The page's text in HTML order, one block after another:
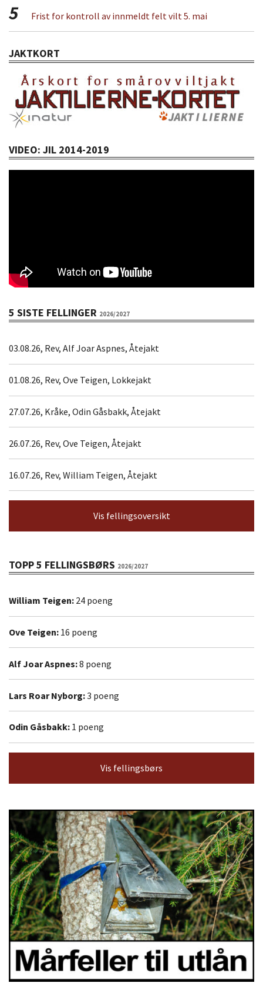
5 Frist for kontroll av innmeldt felt vilt 5. mai
JAKTKORT
VIDEO: JIL 2014-2019
5 SISTE FELLINGER 2026/2027
03.08.26, Rev, Alf Joar Aspnes, Åtejakt
01.08.26, Rev, Ove Teigen, Lokkejakt
27.07.26, Kråke, Odin Gåsbakk, Åtejakt
26.07.26, Rev, Ove Teigen, Åtejakt
16.07.26, Rev, William Teigen, Åtejakt
Vis fellingsoversikt
TOPP 5 FELLINGSBØRS 2026/2027
William Teigen: 24 poeng
Ove Teigen: 16 poeng
Alf Joar Aspnes:8 poeng
Lars Roar Nyborg:3 poeng
Odin Gåsbakk: 1 poeng
Vis fellingsbørs